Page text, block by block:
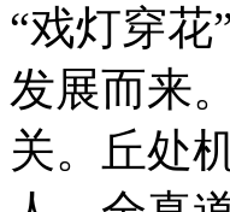
“戏灯穿花
发展而来
关。丘处